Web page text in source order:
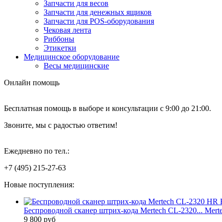
Запчасти для весов
Запчасти для денежных ящиков
Запчасти для POS-оборудования
Чековая лента
Риббоны
Этикетки
Медицинское оборудование
Весы медицинские
Онлайн помощь
Бесплатная помощь в выборе и консультации с 9:00 до 21:00.
Звоните, мы с радостью ответим!
Ежедневно по тел.:
+7 (495) 215-27-63
Новые поступления:
Беспроводной сканер штрих-кода Mertech CL-2320...
9 800 руб